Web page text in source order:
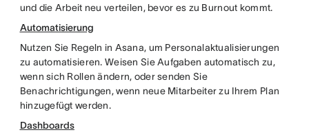
und die Arbeit neu verteilen, bevor es zu Burnout kommt.
Automatisierung
Nutzen Sie Regeln in Asana, um Personalaktualisierungen
zu automatisieren. Weisen Sie Aufgaben automatisch zu,
wenn sich Rollen ändern, oder senden Sie
Benachrichtigungen, wenn neue Mitarbeiter zu Ihrem Plan
hinzugefügt werden.
Dashboards